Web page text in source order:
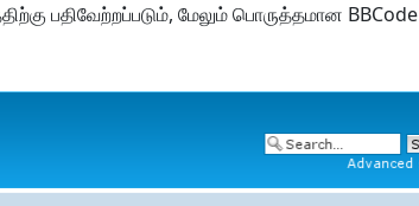
பதிவேற்றப்படும், மேலும் பொருத்தமான BBCode